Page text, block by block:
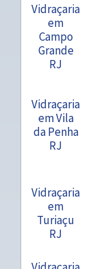
Vidraçaria
em
Campo
Grande
RJ
Vidraçaria
em Vila
da Penha
RJ
Vidraçaria
em
Turiaçu
RJ